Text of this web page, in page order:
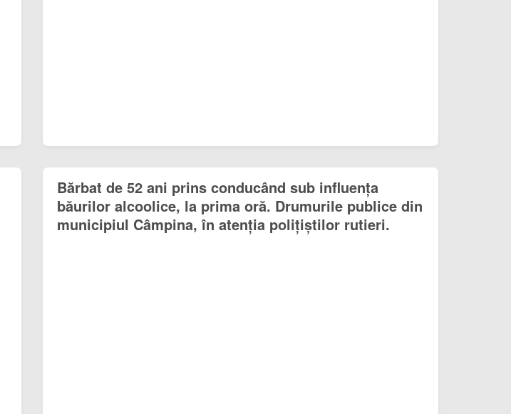
Bărbat de 52 ani prins conducând sub influența
băurilor alcoolice, la prima oră. Drumurile publice din
municipiul Câmpina, în atenția polițiștilor rutieri.